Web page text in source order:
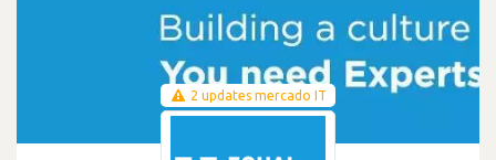
2 updates mercado IT